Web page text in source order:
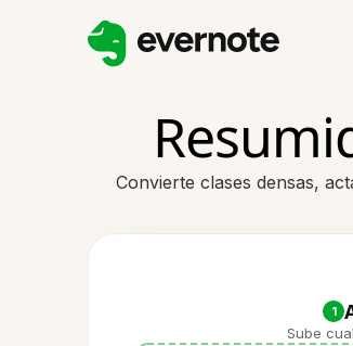
Convierte clases densas,
1
Sube